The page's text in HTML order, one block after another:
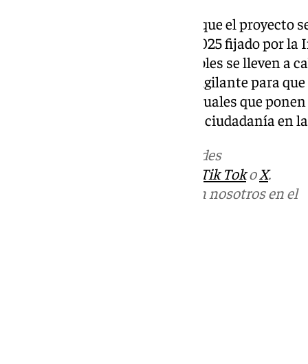
CSIF Justicia Málaga confía en que el proyecto
cumplir el plazo de febrero de 2025 fijado por
estas actuaciones imprescindibles se lleven a
central sindical permanecerá vigilante para
brevedad las irregularidades actuales que
trabajadores y trabajadoras y la ciudadanía en
en las redes
Tik TokoX.
Puedes ponerte en contacto con nosotros en el